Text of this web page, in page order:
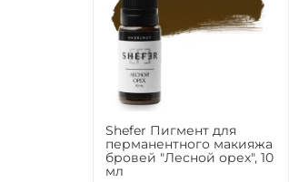
Shefer Пигмент для
перманентного макияжа
бровей "Лесной орех", 10
мл